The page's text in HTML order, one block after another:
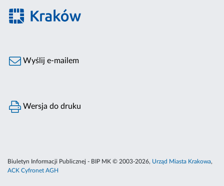
Wyślij e-mailem
Wersja do druku
Biuletyn Informacji Publicznej - BIP MK © 2003-2026, Urząd Miasta Krakowa,
ACK Cyfronet AGH